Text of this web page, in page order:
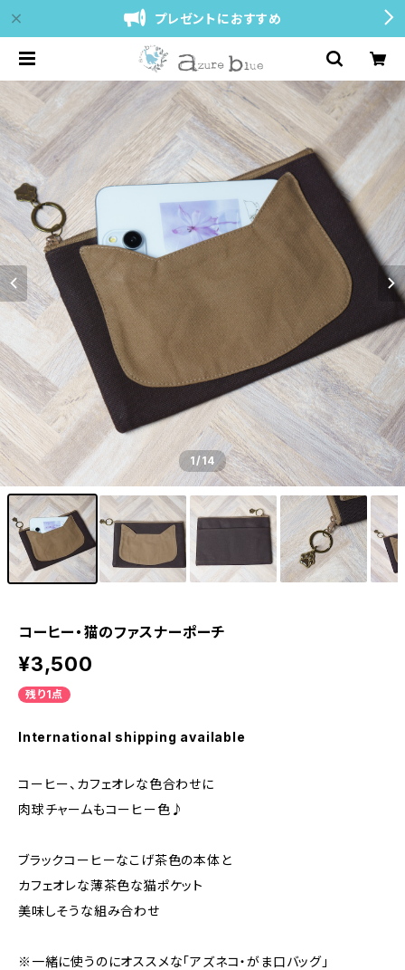
プレゼントにおすすめ
1/14
コーヒー・猫のファスナーポーチ
¥3,500
残り1点
International shipping available
コーヒー、カフェオレな色合わせに
肉球チャームもコーヒー色♪
ブラックコーヒーなこげ茶色の本体と
カフェオレな薄茶色な猫ポケット
美味しそうな組み合わせ
※一緒に使うのにオススメな「アズネコ・がま口バッグ」